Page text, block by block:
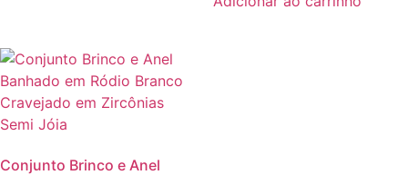
Conjunto Brinco e Anel